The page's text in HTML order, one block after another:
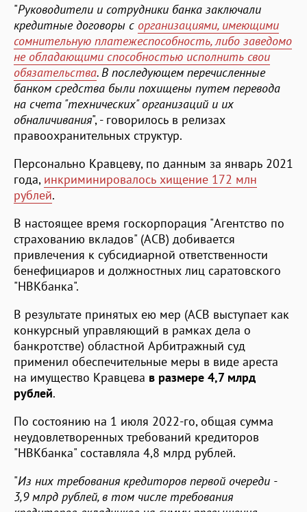
"Руководители и сотрудники банка заключали
кредитные договоры с организациями, имеющими
сомнительную платежеспособность, либо заведомо
не обладающими способностью исполнить свои
обязательства. В последующем перечисленные
банком средства были похищены путем перевода
на счета "технических" организаций и их
обналичивания", - говорилось в релизах
правоохранительных структур.
Персонально Кравцеву, по данным за январь 2021
года, инкриминировалось хищение 172 млн
рублей.
В настоящее время госкорпорация "Агентство по
страхованию вкладов" (АСВ) добивается
привлечения к субсидиарной ответственности
бенефициаров и должностных лиц саратовского
"НВКбанка".
В результате принятых ею мер (АСВ выступает как
конкурсный управляющий в рамках дела о
банкротстве) областной Арбитражный суд
применил обеспечительные меры в виде ареста
на имущество Кравцева в размере 4,7 млрд
рублей.
По состоянию на 1 июля 2022-го, общая сумма
неудовлетворенных требований кредиторов
"НВКбанка" составляла 4,8 млрд рублей.
"Из них требования кредиторов первой очереди -
3,9 млрд рублей, в том числе требования